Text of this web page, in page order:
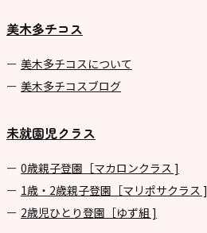
美木多チコス
美⽊多チコスについて
美⽊多チコスブログ
未就園児クラス
0歳親子登園［マカロンクラス ]
1歳・2歳親子登園［マリポサクラス ]
2歳児ひとり登園［ゆず組 ]